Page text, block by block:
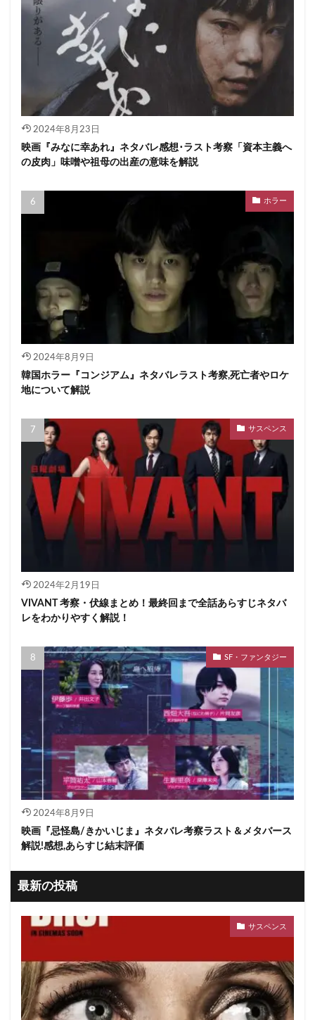
2024年8月23日
映画『みなに幸あれ』ネタバレ感想･ラスト考察「資本主義へ
の皮肉」味噌や祖母の出産の意味を解説
ホラー
2024年8月9日
韓国ホラー『コンジアム』ネタバレラスト考察,死亡者やロケ
地について解説
サスペンス
2024年2月19日
VIVANT 考察・伏線まとめ！最終回まで全話あらすじネタバ
レをわかりやすく解説！
SF・ファンタジー
2024年8月9日
映画『忌怪島/きかいじま』ネタバレ考察ラスト＆メタバース
解説!感想,あらすじ結末評価
最新の投稿
サスペンス